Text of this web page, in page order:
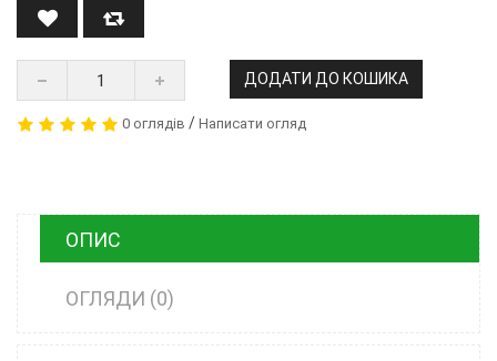
ДОДАТИ ДО КОШИКА
0 оглядів / Написати огляд
ОПИС
ОГЛЯДИ (0)